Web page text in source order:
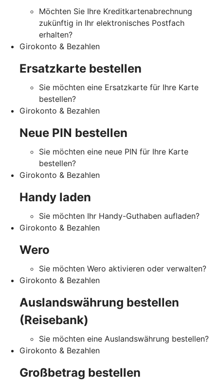
Möchten Sie Ihre Kreditkartenabrechnung
zukünftig in Ihr elektronisches Postfach
erhalten?
Girokonto & Bezahlen
Ersatzkarte bestellen
Sie möchten eine Ersatzkarte für Ihre Karte
bestellen?
Girokonto & Bezahlen
Neue PIN bestellen
Sie möchten eine neue PIN für Ihre Karte
bestellen?
Girokonto & Bezahlen
Handy laden
Sie möchten Ihr Handy-Guthaben aufladen?
Girokonto & Bezahlen
Wero
Sie möchten Wero aktivieren oder verwalten?
Girokonto & Bezahlen
Auslandswährung bestellen
(Reisebank)
Sie möchten eine Auslandswährung bestellen?
Girokonto & Bezahlen
Großbetrag bestellen